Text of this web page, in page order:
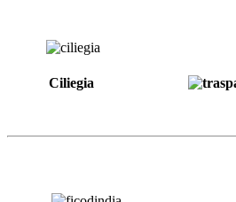
Ciliegia